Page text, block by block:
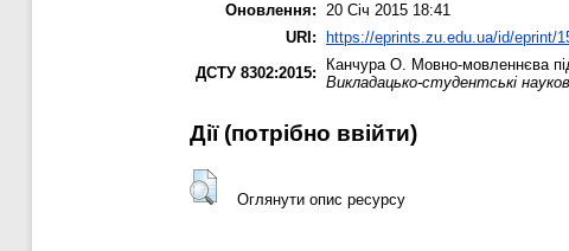
Оновлення: 20 Січ 2015 18:41
URI:
https://eprints.zu.edu.ua/id/eprint/
ДСТУ 8302:2015:
Канчура О. Мовно-мовленнєва
Викладацько-студентські
Дії ​​(потрібно ввійти)
Оглянути опис ресурсу